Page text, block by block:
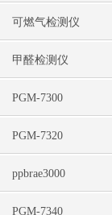
可燃气检测仪
甲醛检测仪
PGM-7300
PGM-7320
ppbrae3000
PGM-7340